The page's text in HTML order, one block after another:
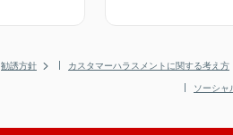
勧誘方針 カスタマーハラスメントに関する考え方
ソーシャ